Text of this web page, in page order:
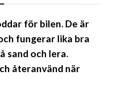
för bilen. De är
fungerar lika bra
sand och lera.
återanvänd när